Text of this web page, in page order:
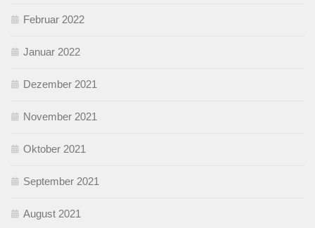
Februar 2022
Januar 2022
Dezember 2021
November 2021
Oktober 2021
September 2021
August 2021